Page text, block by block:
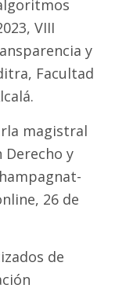
VIII
y
Facultad
magistral
y
26 de
de